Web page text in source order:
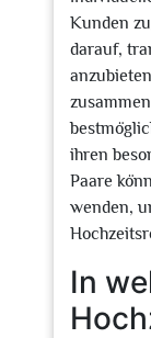
Kunden
darauf,
ihren
Paare
wenden,
In